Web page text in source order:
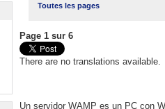
Toutes les pages
Page 1 sur 6
There are no translations available.
Un servidor WAMP es un PC con